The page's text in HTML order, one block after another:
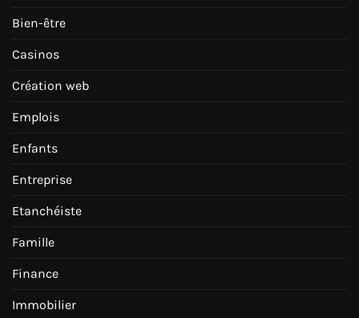
Bien-être
Casinos
Création web
Emplois
Enfants
Entreprise
Etanchéiste
Famille
Finance
Immobilier